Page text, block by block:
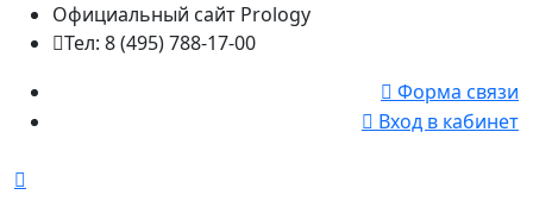
Официальный сайт Prology
Тел: 8 (495) 788-17-00
Форма связи
Вход в кабинет